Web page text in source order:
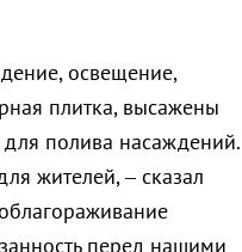
освещение,
плитка, высажены
полива насаждений.
жителей, – сказал
перед нашими